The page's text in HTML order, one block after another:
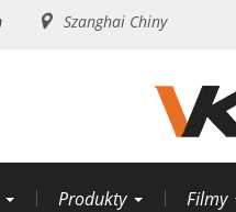
Szanghai Chiny
Produkty Filmy